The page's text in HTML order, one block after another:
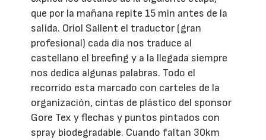
que por la mañana repite 15 min antes de la
salida. Oriol Sallent el traductor (gran
profesional) cada dia nos traduce al
castellano el breefing y a la llegada siempre
nos dedica algunas palabras. Todo el
recorrido esta marcado con carteles de la
organización, cintas de plástico del sponsor
Gore Tex y flechas y puntos pintados con
spray biodegradable. Cuando faltan 30km